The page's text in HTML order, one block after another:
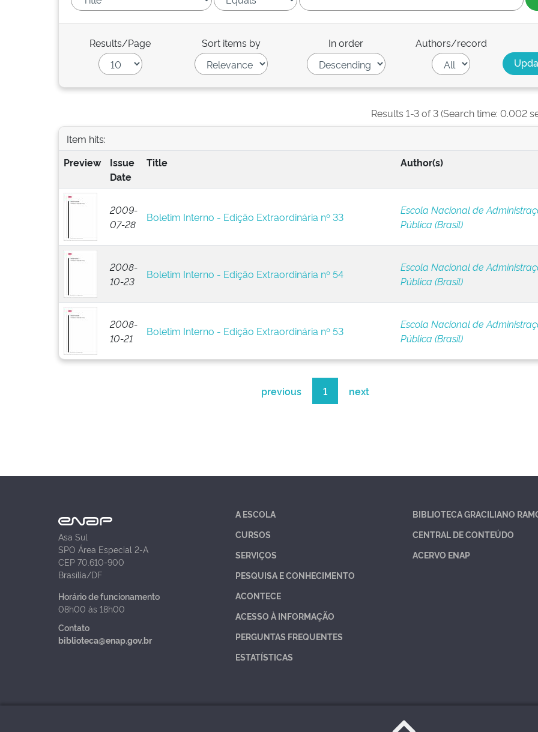
Results/Page Sort items by In order Authors/record
Results 1-3 of 3 (Search time: 0.002
Item hits:
Preview
Issue
Date
Title Author(s)
2009-
07-28
Boletim Interno - Edição Extraordinária nº 33
Escola Nacional de
Pública (Brasil)
2008-
10-23
Boletim Interno - Edição Extraordinária nº 54
Escola Nacional de
Pública (Brasil)
2008-
10-21
Boletim Interno - Edição Extraordinária nº 53
Escola Nacional de
Pública (Brasil)
previous 1 next
Asa Sul
SPO Área Especial 2-A
CEP 70.610-900
Brasília/DF
Horário de funcionamento
08h00 às 18h00
Contato
biblioteca@enap.gov.br
A ESCOLA
CURSOS
SERVIÇOS
PESQUISA E CONHECIMENTO
ACONTECE
ACESSO À INFORMAÇÃO
PERGUNTAS FREQUENTES
ESTATÍSTICAS
BIBLIOTECA GRACILIANO
CENTRAL DE CONTEÚDO
ACERVO ENAP